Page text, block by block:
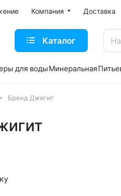
Компания Доставка
Каталог
для воды Минеральная
Бренд Джигит